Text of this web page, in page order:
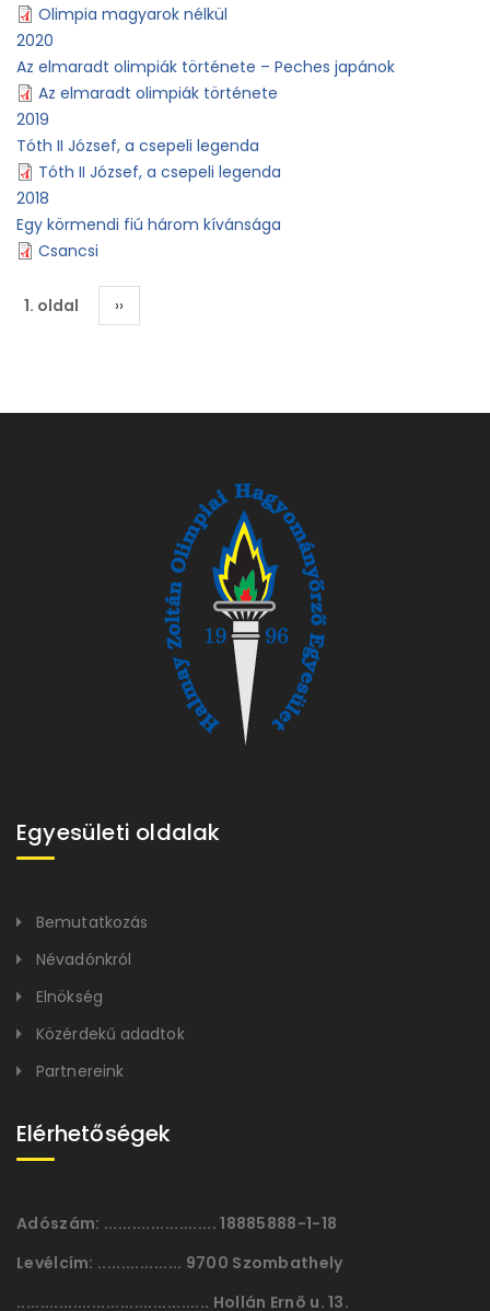
Olimpia magyarok nélkül
2020
Az elmaradt olimpiák története – Peches japánok
Az elmaradt olimpiák története
2019
Tóth II József, a csepeli legenda
Tóth II József, a csepeli legenda
2018
Egy körmendi fiú három kívánsága
Csancsi
Oldalszámozás
1. oldal
Következő
oldal
››
Egyesületi oldalak
Bemutatkozás
Névadónkról
Elnökség
Közérdekű adadtok
Partnereink
Elérhetőségek
Adószám: ........................ 18885888-1-18
Levélcím: .................. 9700 Szombathely
......................................... Hollán Ernõ u. 13.